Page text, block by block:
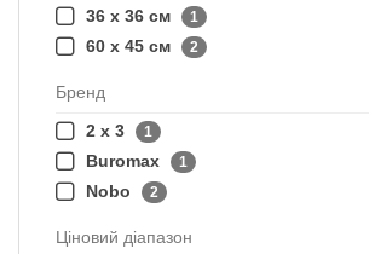
36 х 36 см 1
60 х 45 см 2
Бренд
2 х 3
1
Buromax 1
Nobo 2
Ціновий діапазон